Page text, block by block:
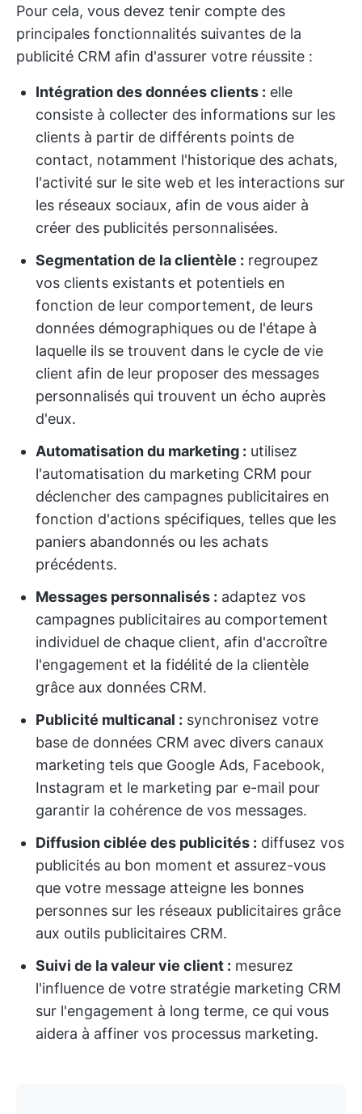
Pour cela, vous devez tenir compte des
principales fonctionnalités suivantes de la
publicité CRM afin d'assurer votre réussite :
Intégration des données clients : elle
consiste à collecter des informations sur les
clients à partir de différents points de
contact, notamment l'historique des achats,
l'activité sur le site web et les interactions sur
les réseaux sociaux, afin de vous aider à
créer des publicités personnalisées.
Segmentation de la clientèle : regroupez
vos clients existants et potentiels en
fonction de leur comportement, de leurs
données démographiques ou de l'étape à
laquelle ils se trouvent dans le cycle de vie
client afin de leur proposer des messages
personnalisés qui trouvent un écho auprès
d'eux.
Automatisation du marketing : utilisez
l'automatisation du marketing CRM pour
déclencher des campagnes publicitaires en
fonction d'actions spécifiques, telles que les
paniers abandonnés ou les achats
précédents.
Messages personnalisés : adaptez vos
campagnes publicitaires au comportement
individuel de chaque client, afin d'accroître
l'engagement et la fidélité de la clientèle
grâce aux données CRM.
Publicité multicanal : synchronisez votre
base de données CRM avec divers canaux
marketing tels que Google Ads, Facebook,
Instagram et le marketing par e-mail pour
garantir la cohérence de vos messages.
Diffusion ciblée des publicités : diffusez vos
publicités au bon moment et assurez-vous
que votre message atteigne les bonnes
personnes sur les réseaux publicitaires grâce
aux outils publicitaires CRM.
Suivi de la valeur vie client : mesurez
l'influence de votre stratégie marketing CRM
sur l'engagement à long terme, ce qui vous
aidera à affiner vos processus marketing.